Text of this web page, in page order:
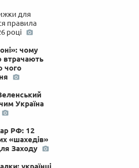
для
правила
році
чому
втрачають
чого
Україна
РФ: 12
«шахедів»
Заходу
українці